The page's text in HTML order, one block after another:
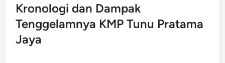
Kronologi dan Dampak
Tenggelamnya KMP Tunu Pratama
Jaya